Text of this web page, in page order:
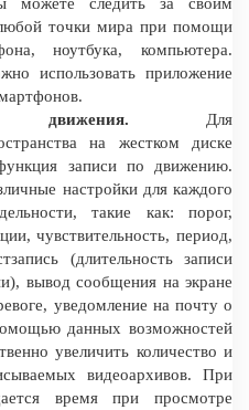
точки мира при помощи
ноутбука, компьютера.
использовать приложение
движения. Для
на жестком диске
записи по движению.
настройки для каждого
такие как: порог,
чувствительность, период,
(длительность записи
вывод сообщения на экране
уведомление на почту о
данных возможностей
увеличить количество и
видеоархивов. При
время при просмотре